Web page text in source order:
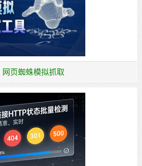
网页蜘蛛模拟抓取